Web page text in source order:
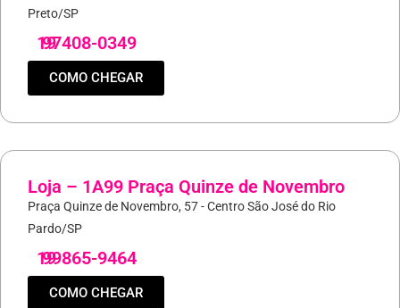
Preto/SP
19
97408-0349
COMO CHEGAR
Loja – 1A99 Praça Quinze de Novembro
Praça Quinze de Novembro, 57 - Centro São José do Rio
Pardo/SP
19
99865-9464
COMO CHEGAR